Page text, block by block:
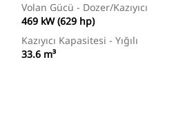
Volan Gücü - Dozer/Kazıyıcı
469 kW (629 hp)
Kazıyıcı Kapasitesi - Yığılı
33.6 m³